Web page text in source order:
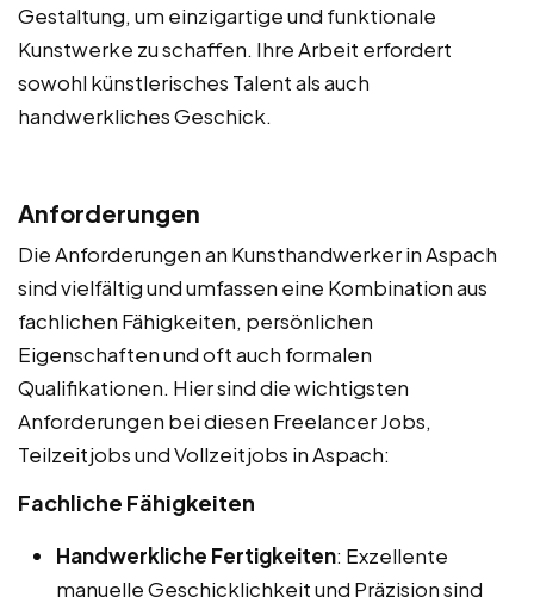
Gestaltung, um einzigartige und funktionale
Kunstwerke zu schaffen. Ihre Arbeit erfordert
sowohl künstlerisches Talent als auch
handwerkliches Geschick.
Anforderungen
Die Anforderungen an Kunsthandwerker in Aspach
sind vielfältig und umfassen eine Kombination aus
fachlichen Fähigkeiten, persönlichen
Eigenschaften und oft auch formalen
Qualifikationen. Hier sind die wichtigsten
Anforderungen bei diesen Freelancer Jobs,
Teilzeitjobs und Vollzeitjobs in Aspach:
Fachliche Fähigkeiten
Handwerkliche Fertigkeiten: Exzellente
manuelle Geschicklichkeit und Präzision sind